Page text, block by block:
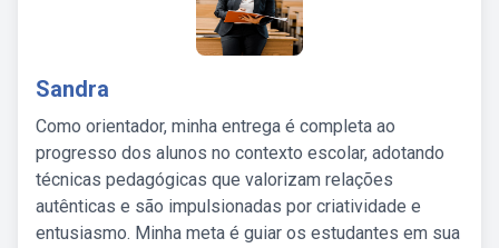
Sandra
Como orientador, minha entrega é completa ao
progresso dos alunos no contexto escolar, adotando
técnicas pedagógicas que valorizam relações
autênticas e são impulsionadas por criatividade e
entusiasmo. Minha meta é guiar os estudantes em sua